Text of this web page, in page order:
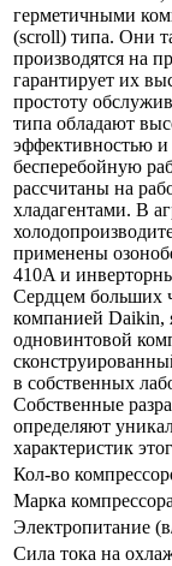
герметичными
(scroll) типа. Они
производятся на
гарантирует их
простоту
типа обладают
эффективностью
бесперебойную
рассчитаны на
хладагентами. В
применены
410A и
Сердцем больших
компанией Daikin,
одновинтовой
в собственных
Собственные
определяют
характеристик
Кол-во
Марка компрессора
Электропитание
Сила тока на